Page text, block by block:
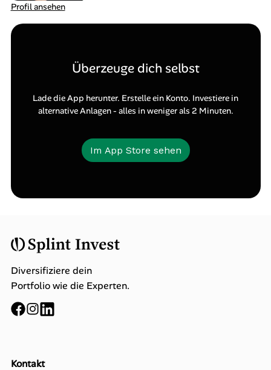
Profil ansehen
Überzeuge dich selbst
Lade die App herunter. Erstelle ein Konto. Investiere in
alternative Anlagen - alles in weniger als 2 Minuten.
Im App Store sehen
Diversifiziere dein
Portfolio wie die Experten.
Kontakt